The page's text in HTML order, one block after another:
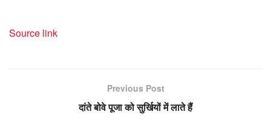
Source link
Previous Post
दांते बोवे पूजा को सुर्खियों में लाते हैं